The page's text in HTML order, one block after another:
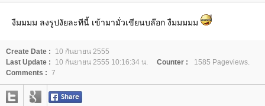
งืมมมม ลงรูปงัยละทีนี้ เข้ามามั่วเขียนบล๊อก งืมมมมม
Create Date :
10 กันยายน 2555
Last Update :
10 กันยายน 2555 10:16:34 น. Counter :
1585 Pageviews.
Comments : 7